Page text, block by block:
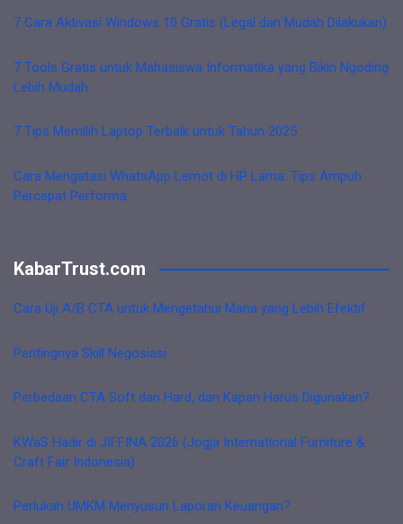
7 Cara Aktivasi Windows 10 Gratis (Legal dan Mudah Dilakukan)
7 Tools Gratis untuk Mahasiswa Informatika yang Bikin Ngoding
Lebih Mudah
7 Tips Memilih Laptop Terbaik untuk Tahun 2025
Cara Mengatasi WhatsApp Lemot di HP Lama: Tips Ampuh
Percepat Performa
KabarTrust.com
Cara Uji A/B CTA untuk Mengetahui Mana yang Lebih Efektif
Pentingnya Skill Negosiasi
Perbedaan CTA Soft dan Hard, dan Kapan Harus Digunakan?
KWaS Hadir di JIFFINA 2026 (Jogja International Furniture &
Craft Fair Indonesia)
Perlukah UMKM Menyusun Laporan Keuangan?